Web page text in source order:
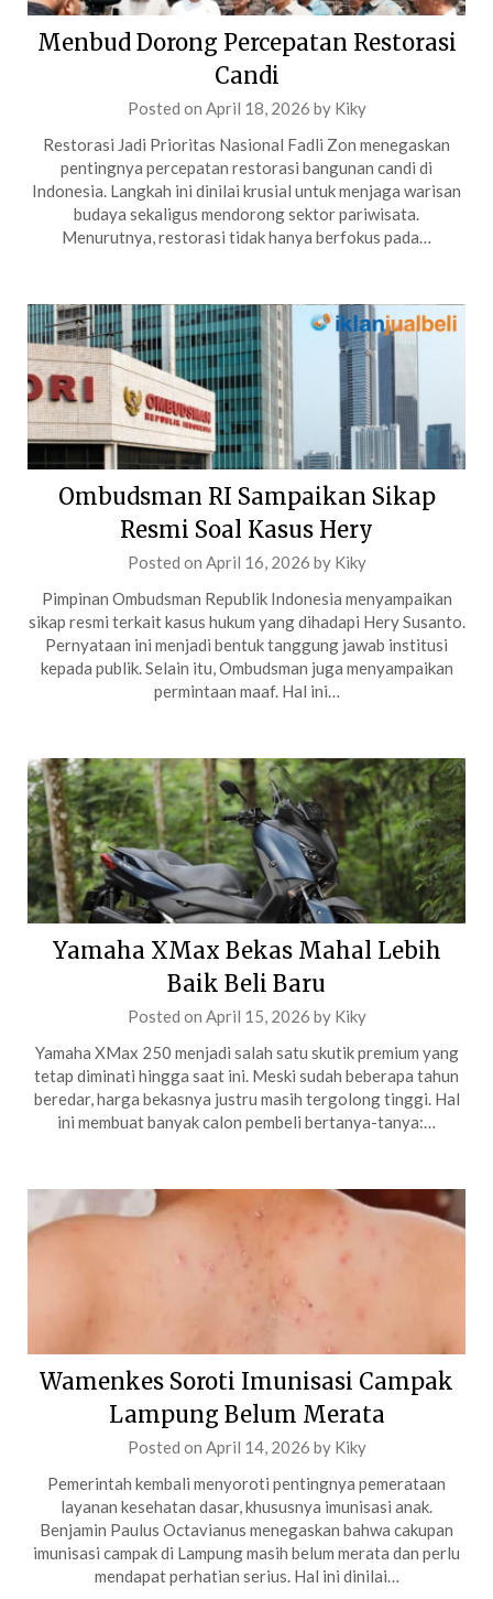
Menbud Dorong Percepatan Restorasi
Candi
Posted on April 18, 2026 by Kiky
Restorasi Jadi Prioritas Nasional Fadli Zon menegaskan
pentingnya percepatan restorasi bangunan candi di
Indonesia. Langkah ini dinilai krusial untuk menjaga warisan
budaya sekaligus mendorong sektor pariwisata.
Menurutnya, restorasi tidak hanya berfokus pada…
Ombudsman RI Sampaikan Sikap
Resmi Soal Kasus Hery
Posted on April 16, 2026 by Kiky
Pimpinan Ombudsman Republik Indonesia menyampaikan
sikap resmi terkait kasus hukum yang dihadapi Hery Susanto.
Pernyataan ini menjadi bentuk tanggung jawab institusi
kepada publik. Selain itu, Ombudsman juga menyampaikan
permintaan maaf. Hal ini…
Yamaha XMax Bekas Mahal Lebih
Baik Beli Baru
Posted on April 15, 2026 by Kiky
Yamaha XMax 250 menjadi salah satu skutik premium yang
tetap diminati hingga saat ini. Meski sudah beberapa tahun
beredar, harga bekasnya justru masih tergolong tinggi. Hal
ini membuat banyak calon pembeli bertanya-tanya:…
Wamenkes Soroti Imunisasi Campak
Lampung Belum Merata
Posted on April 14, 2026 by Kiky
Pemerintah kembali menyoroti pentingnya pemerataan
layanan kesehatan dasar, khususnya imunisasi anak.
Benjamin Paulus Octavianus menegaskan bahwa cakupan
imunisasi campak di Lampung masih belum merata dan perlu
mendapat perhatian serius. Hal ini dinilai…